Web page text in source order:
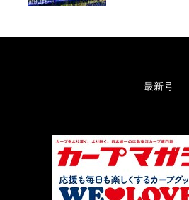
最新号